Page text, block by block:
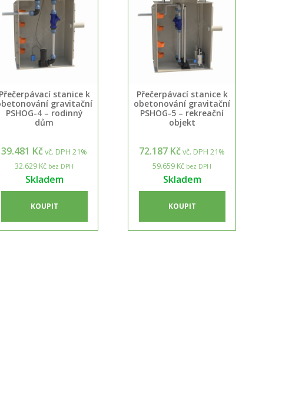
Přečerpávací stanice k
gravitační
PSHOG-4 – rodinný
dům
39.481 Kčvč. DPH 21%
32.629 Kč bez DPH
Skladem
KOUPIT
Přečerpávací stanice k
obetonování gravitační
PSHOG-5 – rekreační
objekt
72.187 Kčvč. DPH 21%
59.659 Kč bez DPH
Skladem
KOUPIT